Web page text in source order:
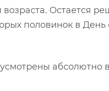
Остается
половинок в День
абсолютно